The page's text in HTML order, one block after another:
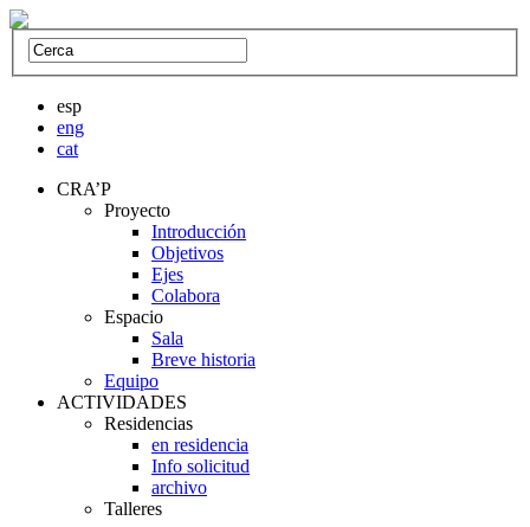
esp
eng
cat
CRA’P
Proyecto
Introducción
Objetivos
Ejes
Colabora
Espacio
Sala
Breve historia
Equipo
ACTIVIDADES
Residencias
en residencia
Info solicitud
archivo
Talleres